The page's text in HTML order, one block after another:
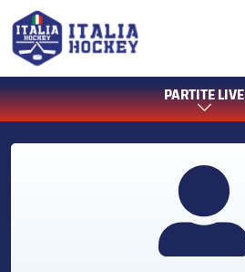
PARTITE LIVE